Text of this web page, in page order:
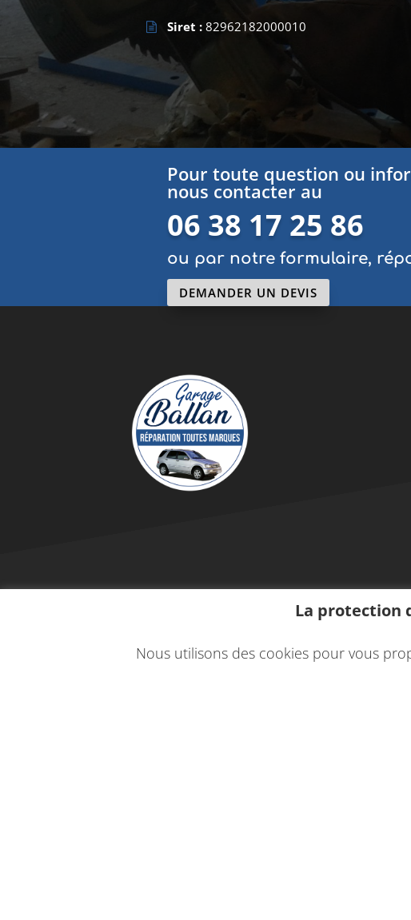
Siret : 82962182000010
Pour toute question ou
nous contacter au
06 38 17 25 86
ou par notre formulaire,
DEMANDER UN DEVIS
La protection
Nous utilisons des cookies pour vous